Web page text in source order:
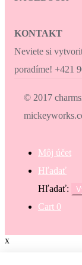
KONTAKT
Neviete si
poradíme! +421
© 2017
Môj účet
Hľadať
Hľadať:
Cart 0
x